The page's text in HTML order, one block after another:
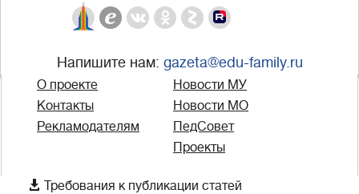
Напишите нам: gazeta@edu-family.ru
О проекте
Контакты
Рекламодателям
Новости МУ
Новости МО
ПедСовет
Проекты
 Требования к публикации статей